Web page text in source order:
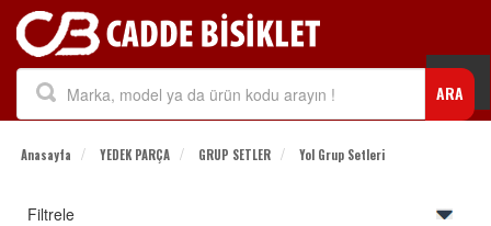
ARA
Anasayfa YEDEK PARÇA GRUP SETLER Yol Grup Setleri
Filtrele